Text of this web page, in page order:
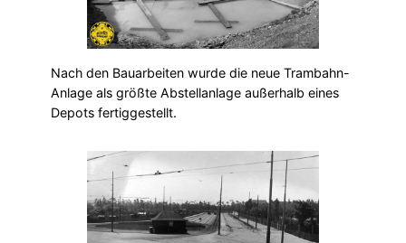
Nach den Bauarbeiten wurde die neue Trambahn-
Anlage als größte Abstellanlage außerhalb eines
Depots fertiggestellt.